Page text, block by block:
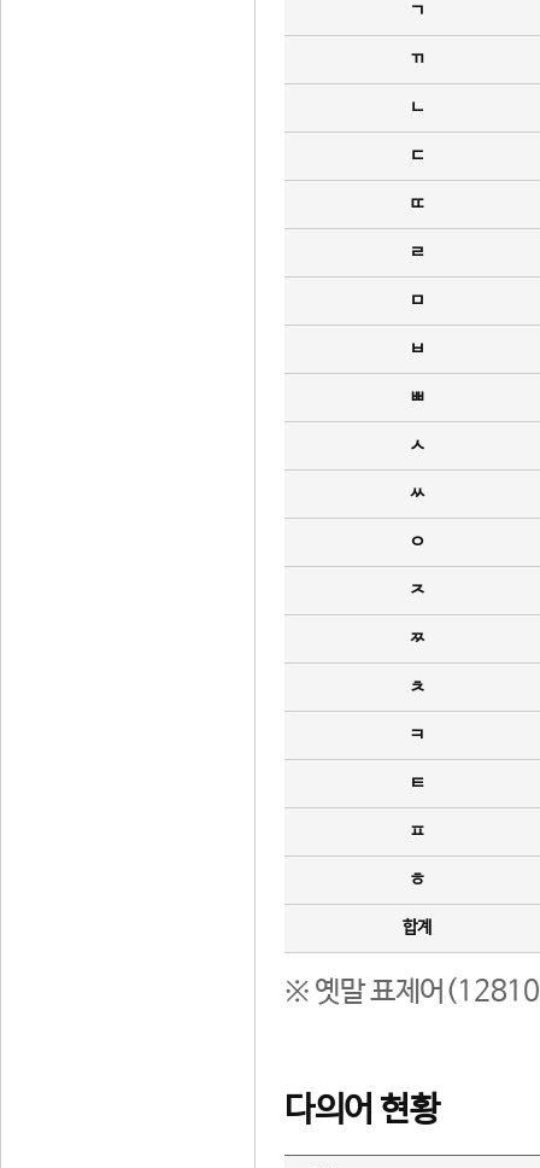
ㄱ
ㄲ
ㄴ
ㄷ
ㄸ
ㄹ
ㅁ
ㅂ
ㅃ
ㅅ
ㅆ
ㅇ
ㅈ
ㅉ
ㅊ
ㅋ
ㅌ
ㅍ
ㅎ
합계
※ 옛말 표제어(12810
다의어 현황